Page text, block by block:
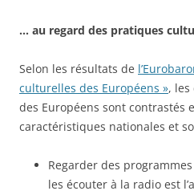
… au regard des pratiques
Selon les résultats de
culturelles des Européens »,
des Européens sont contrastés
caractéristiques nationales et
Regarder des
les écouter à la radio est